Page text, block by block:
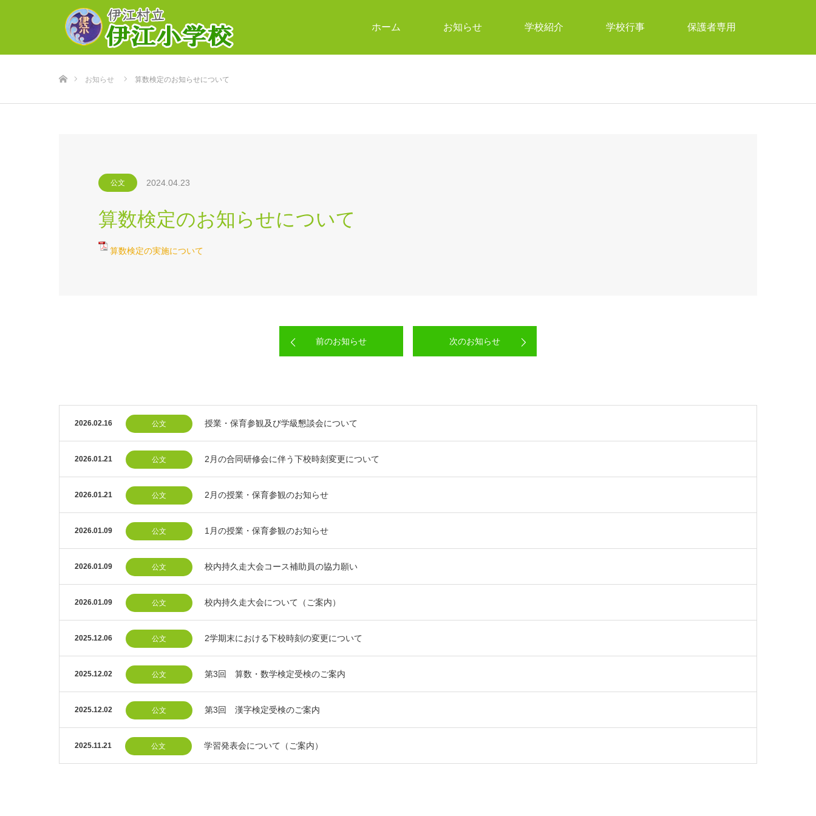
ホーム お知らせ 学校紹介 学校行事 保護者専用
お知らせ 算数検定のお知らせについて
公文 2024.04.23
算数検定のお知らせについて
算数検定の実施について
前のお知らせ 次のお知らせ
2026.02.16 公文 授業・保育参観及び学級懇談会について
2026.01.21 公文 2月の合同研修会に伴う下校時刻変更について
2026.01.21 公文 2月の授業・保育参観のお知らせ
2026.01.09 公文 1月の授業・保育参観のお知らせ
2026.01.09 公文 校内持久走大会コース補助員の協力願い
2026.01.09 公文 校内持久走大会について（ご案内）
2025.12.06 公文 2学期末における下校時刻の変更について
2025.12.02 公文 第3回 算数・数学検定受検のご案内
2025.12.02 公文 第3回 漢字検定受検のご案内
2025.11.21 公文 学習発表会について（ご案内）